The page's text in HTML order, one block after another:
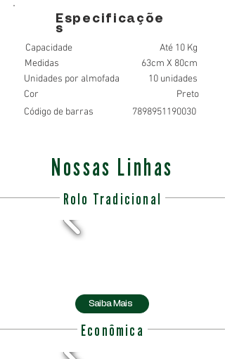
Especificaçõe
s
Capacidade
Medidas
Unidades por almofada
Cor
Até 10 Kg
63cm X 80cm
10 unidades
Preto
Código de barras
7898951190030
Nossas Linhas
Rolo Tradicional
Saiba Mais
Econômica